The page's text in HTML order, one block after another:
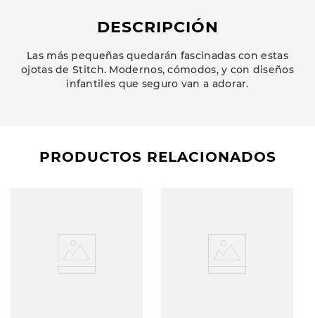
DESCRIPCIÓN
Las más pequeñas quedarán fascinadas con estas
ojotas de Stitch. Modernos, cómodos, y con diseños
infantiles que seguro van a adorar.
PRODUCTOS RELACIONADOS